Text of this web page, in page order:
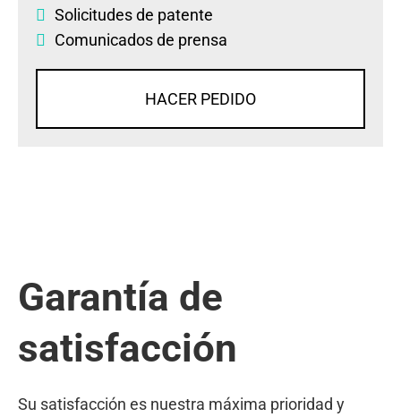
Solicitudes de patente
Comunicados de prensa
HACER PEDIDO
Garantía de
satisfacción
Su satisfacción es nuestra máxima prioridad y